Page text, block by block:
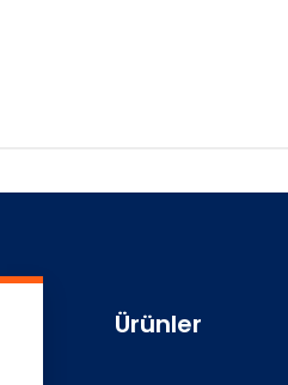
Ürünler